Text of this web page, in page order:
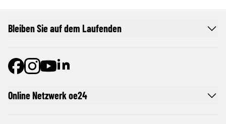
Online Netzwerk oe24
Bleiben Sie auf dem Laufenden